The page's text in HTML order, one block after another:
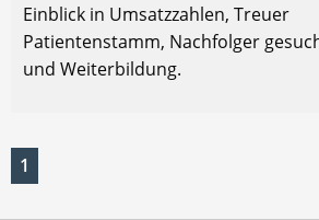
Einblick in Umsatzzahlen, Treuer
Patientenstamm, Nachfolger
und Weiterbildung.
1